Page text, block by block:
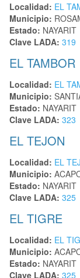
Localidad: EL
Municipio:
Estado: NAYARIT
Clave LADA: 319
EL TAMBOR
Localidad: EL
Municipio:
Estado: NAYARIT
Clave LADA: 323
EL TEJON
Localidad: EL
Municipio:
Estado: NAYARIT
Clave LADA: 325
EL TIGRE
Localidad: EL
Municipio:
Estado: NAYARIT
Clave LADA: 325